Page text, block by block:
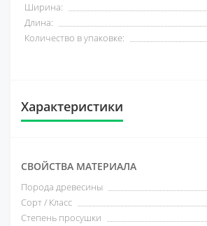
Ширина:
Длина:
Количество в упаковке:
Характеристики
СВОЙСТВА МАТЕРИАЛА
Порода древесины
Сорт / Класс
Степень просушки